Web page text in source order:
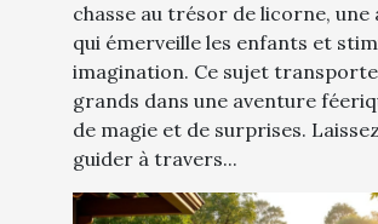
chasse au trésor de licorne, une
qui émerveille les enfants et
imagination. Ce sujet
grands dans une aventure
de magie et de surprises.
guider à travers...